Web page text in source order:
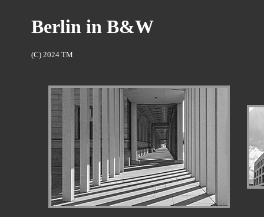
Berlin in B&W
(C) 2024 TM